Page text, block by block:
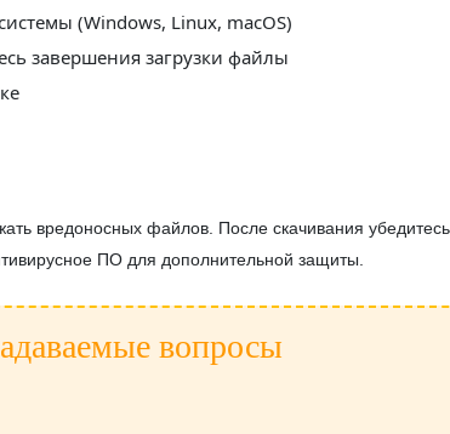
(Windows, Linux, macOS)
завершения загрузки файлы
вредоносных файлов. После скачивания
ПО для дополнительной защиты.
вопросы